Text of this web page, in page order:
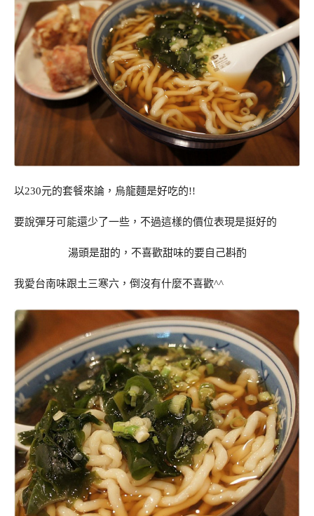
以230元的套餐來論，烏龍麵是好吃的!!
要說彈牙可能還少了一些，不過這樣的價位表現是挺好的
湯頭是甜的，不喜歡甜味的要自己斟酌
我愛台南味跟土三寒六，倒沒有什麼不喜歡^^